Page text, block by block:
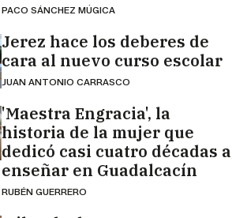
PACO SÁNCHEZ MÚGICA
Jerez hace los deberes de
cara al nuevo curso escolar
JUAN ANTONIO CARRASCO
'Maestra Engracia', la
historia de la mujer que
dedicó casi cuatro décadas a
enseñar en Guadalcacín
RUBÉN GUERRERO